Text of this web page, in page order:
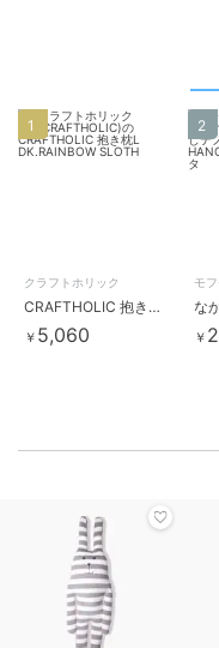
クラフトホリック
CRAFTHOLIC 抱き枕L DK.RAINBOW SLOTH
￥ 5,060
1
モ
￥
2